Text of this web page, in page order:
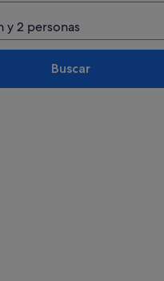
Un paisaje
y 2 personas
Buscar